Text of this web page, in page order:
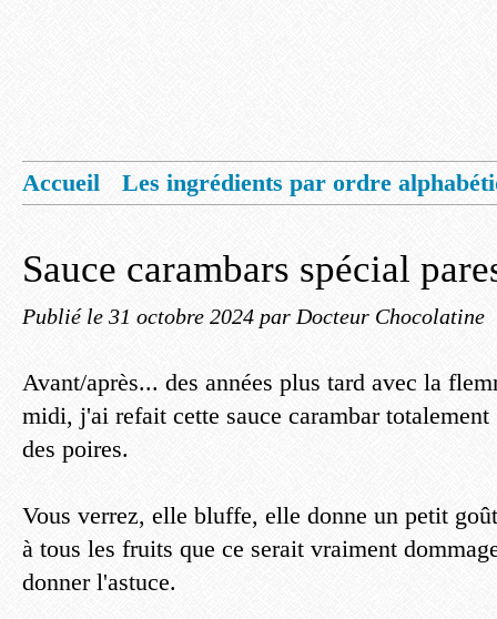
Accueil
Les ingrédients par ordre
Sauce carambars spécial
Publié le 31 octobre 2024 par Docteur Chocolatine
Avant/après... des années plus tard avec la
midi, j'ai refait cette sauce carambar
des poires.
Vous verrez, elle bluffe, elle donne un petit
à tous les fruits que ce serait vraiment
donner l'astuce.